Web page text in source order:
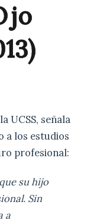
UCSS, señala
a los estudios
profesional:
su hijo
Sin
a